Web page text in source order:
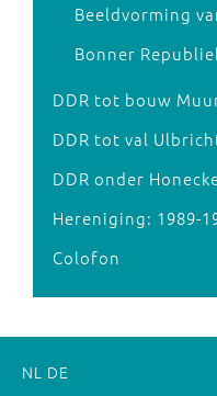
Beeldvorming
Bonner
DDR tot bouw
DDR tot val
DDR onder
Hereniging: 1989-
Colofon
NL DE